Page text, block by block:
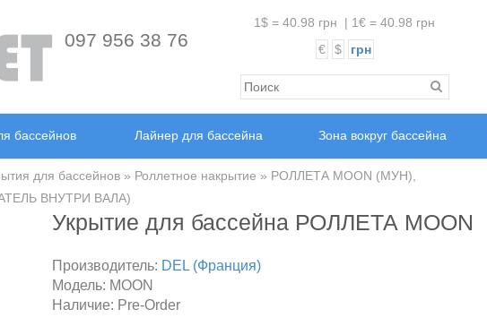
097 956 38 76
1$ = 40.98 грн | 1€ = 40.98 грн
€
$ грн
бассейнов Лайнер для бассейна Зона вокруг бассейна
для бассейнов » Роллетное накрытие » РОЛЛЕТА MOON (МУН),
ВНУТРИ ВАЛА)
Укрытие для бассейна РОЛЛЕТА MOON
Производитель: DEL (Франция)
Модель: MOON
Наличие: Pre-Order